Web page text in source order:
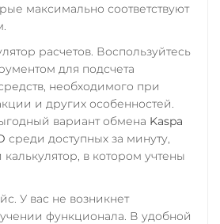
(WETH)
максимально соответствуют
расчетов. Воспользуйтесь
для подсчета
необходимого при
и других особенностей.
вариант обмена Kaspa
среди доступных за минуту,
в котором учтены
У вас не возникнет
функционала. В удобной